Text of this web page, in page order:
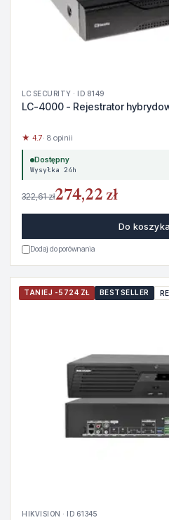
LC SECURITY · ID 8149
LC-4000 - Rejestrator
★ 4.7· 8 opinii
Dostępny
Wysyłka 24h
322,61 zł274,22 zł
Do koszyka
Dodaj do porównania
TANIEJ -5724 ZŁ BESTSELLER
HIKVISION · ID 61345